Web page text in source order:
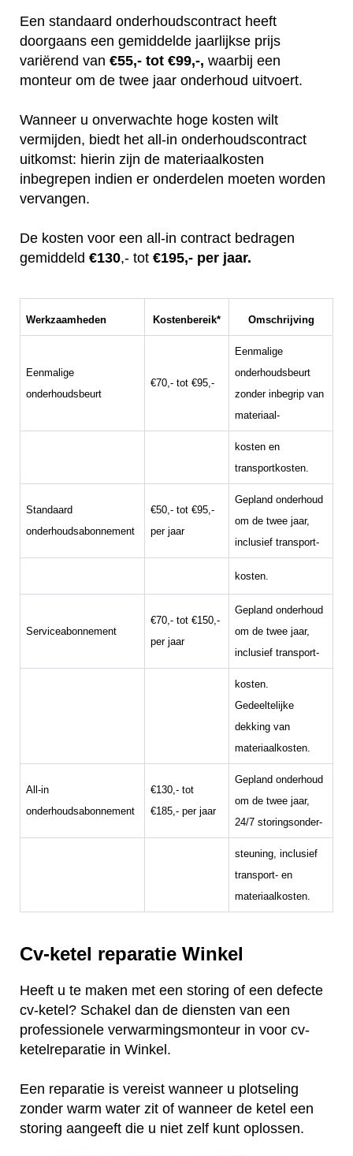
Een standaard onderhoudscontract heeft
doorgaans een gemiddelde jaarlijkse prijs
variërend van €55,- tot €99,-, waarbij een
monteur om de twee jaar onderhoud uitvoert.
Wanneer u onverwachte hoge kosten wilt
vermijden, biedt het all-in onderhoudscontract
uitkomst: hierin zijn de materiaalkosten
inbegrepen indien er onderdelen moeten worden
vervangen.
De kosten voor een all-in contract bedragen
gemiddeld €130,- tot €195,- per jaar.
Werkzaamheden Kostenbereik* Omschrijving
Eenmalige
onderhoudsbeurt
€70,- tot €95,-
Eenmalige
onderhoudsbeurt
zonder inbegrip van
materiaal-
kosten en
transportkosten.
Standaard
onderhoudsabonnement
€50,- tot €95,-
per jaar
Gepland onderhoud
om de twee jaar,
inclusief transport-
kosten.
Serviceabonnement
€70,- tot €150,-
per jaar
Gepland onderhoud
om de twee jaar,
inclusief transport-
kosten.
Gedeeltelijke
dekking van
materiaalkosten.
All-in
onderhoudsabonnement
€130,- tot
€185,- per jaar
Gepland onderhoud
om de twee jaar,
24/7 storingsonder-
steuning, inclusief
transport- en
materiaalkosten.
Cv-ketel reparatie Winkel
Heeft u te maken met een storing of een defecte
cv-ketel? Schakel dan de diensten van een
professionele verwarmingsmonteur in voor cv-
ketelreparatie in Winkel.
Een reparatie is vereist wanneer u plotseling
zonder warm water zit of wanneer de ketel een
storing aangeeft die u niet zelf kunt oplossen.